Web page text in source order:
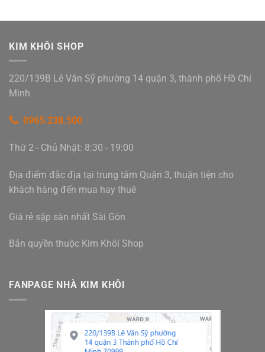
KIM KHÔI SHOP
220/139B Lê Văn Sỹ phường 14 quận 3, thành phố Hồ Chí
Minh
0965.238.500
Thứ 2 - Chủ Nhật: 8:30 - 19:00
Địa điểm đắc địa tại trung tâm Quận 3, thuận tiện cho
khách hàng đến mua hay thuê
Giá rẻ sập sàn nhất Sài Gòn
Bản quyền thuộc Kim Khôi Shop
FANPAGE NHÀ KIM KHÔI